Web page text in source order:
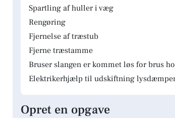
Spartling af huller i væg
Rengøring
Fjernelse af træstub
Fjerne træstamme
Bruser slangen er kommet løs for brus
Elektrikerhjælp til udskiftning
Opret en opgave